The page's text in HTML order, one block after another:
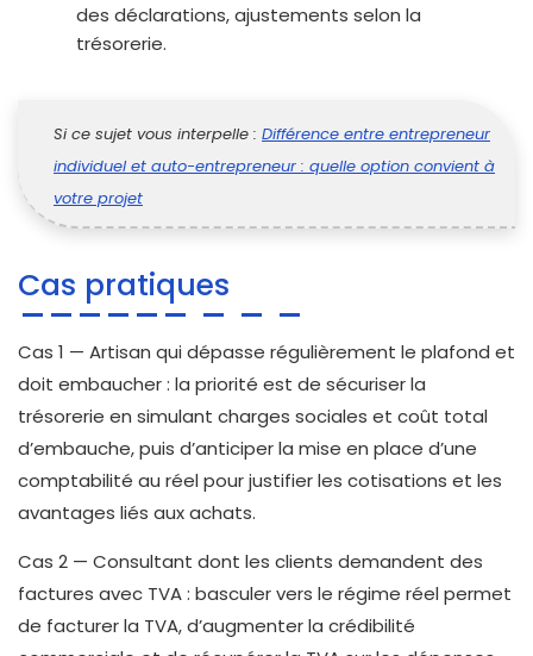
des déclarations, ajustements selon la
trésorerie.
Si ce sujet vous interpelle : Différence entre entrepreneur
individuel et auto-entrepreneur : quelle option convient à
votre projet
Cas pratiques
Cas 1 — Artisan qui dépasse régulièrement le plafond et
doit embaucher : la priorité est de sécuriser la
trésorerie en simulant charges sociales et coût total
d’embauche, puis d’anticiper la mise en place d’une
comptabilité au réel pour justifier les cotisations et les
avantages liés aux achats.
Cas 2 — Consultant dont les clients demandent des
factures avec TVA : basculer vers le régime réel permet
de facturer la TVA, d’augmenter la crédibilité